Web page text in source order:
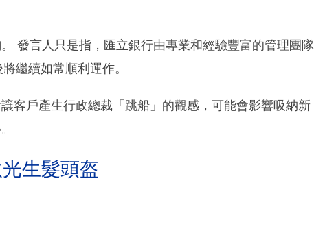
發言人只是指，匯立銀行由專業和經驗豐富的管理團隊
繼續如常順利運作。
客戶產生行政總裁「跳船」的觀感，可能會影響吸納新
生髮頭盔